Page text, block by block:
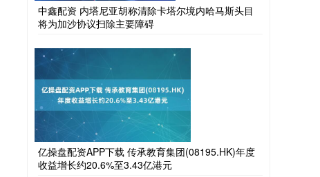
中鑫配资 内塔尼亚胡称清除卡塔尔境内哈马斯头目
将为加沙协议扫除主要障碍
亿操盘配资APP下载 传承教育集团(08195.HK)年度
收益增长约20.6%至3.43亿港元